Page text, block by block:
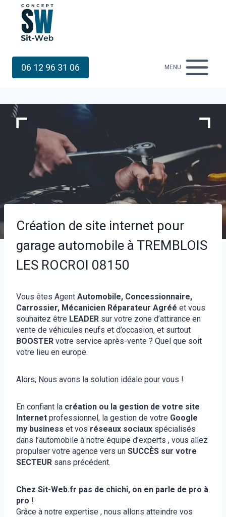
contenu
06 12 96 31 06 MENU
Création de site internet pour
garage automobile à TREMBLOIS
LES ROCROI 08150
Vous êtes Agent Automobile, Concessionnaire,
Carrossier, Mécanicien Réparateur Agréé et vous
souhaitez être LEADER sur votre zone d’attirance en
vente de véhicules neufs et d’occasion, et surtout
BOOSTER votre service après-vente ? Quel que soit
votre lieu en europe.
Alors, Nous avons la solution idéale pour vous !
En confiant la création ou la gestion de votre site
Internet professionnel, la gestion de votre Google
my business et vos réseaux sociaux spécialisés
dans l’automobile à notre équipe d’experts , vous allez
propulser votre agence vers un SUCCÈS sur votre
SECTEUR sans précédent.
Chez Sit-Web.fr pas de chichi, on en parle de pro à
pro !
Grâce à notre expertise , nous allons atteindre vos